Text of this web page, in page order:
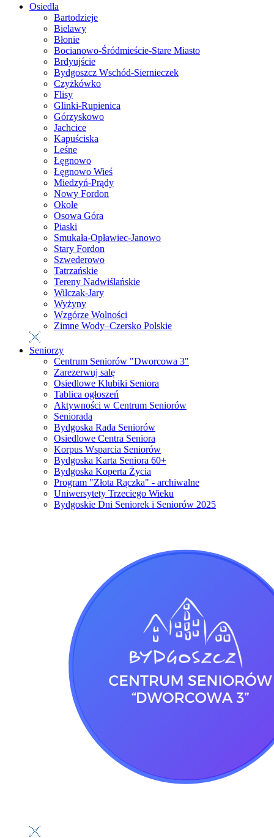
Osiedla
Bartodzieje
Bielawy
Błonie
Bocianowo-Śródmieście-Stare Miasto
Brdyujście
Bydgoszcz Wschód-Siernieczek
Czyżkówko
Flisy
Glinki-Rupienica
Górzyskowo
Jachcice
Kapuściska
Leśne
Łęgnowo
Łęgnowo Wieś
Miedzyń-Prądy
Nowy Fordon
Okole
Osowa Góra
Piaski
Smukała-Opławiec-Janowo
Stary Fordon
Szwederowo
Tatrzańskie
Tereny Nadwiślańskie
Wilczak-Jary
Wyżyny
Wzgórze Wolności
Zimne Wody–Czersko Polskie
Seniorzy
Centrum Seniorów "Dworcowa 3"
Zarezerwuj salę
Osiedlowe Klubiki Seniora
Tablica ogłoszeń
Aktywności w Centrum Seniorów
Seniorada
Bydgoska Rada Seniorów
Osiedlowe Centra Seniora
Korpus Wsparcia Seniorów
Bydgoska Karta Seniora 60+
Bydgoska Koperta Życia
Program "Złota Rączka" - archiwalne
Uniwersytety Trzeciego Wieku
Bydgoskie Dni Seniorek i Seniorów 2025